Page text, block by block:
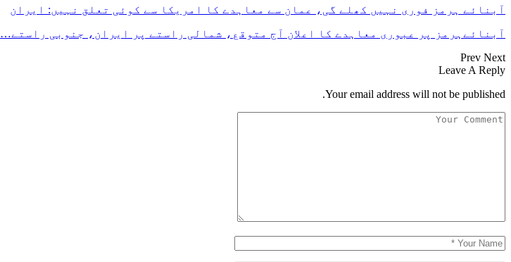
آبنائے ہرمز فوری نہیں کھلے گی، عمان سے معاہدے کا امریکا سے کوئی تعلق نہیں: ایران
آبنائےہرمز پر عبوری معاہدے کا اعلان آج متوقع، شمالی راستے پر ایران، جنوبی راستے…
Prev Next
Leave A Reply
Your email address will not be published.